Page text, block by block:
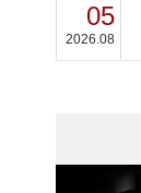
05
2026.08